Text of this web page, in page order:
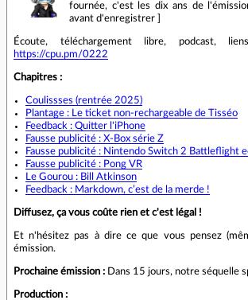
fournée, c'est les dix ans de
avant d'enregistrer ]
Écoute, téléchargement libre, podcast,
https://cpu.pm/0222
Chapitres :
Coulissses (rentrée 2025)
Plantage : Le ticket non-rechargeable de Tisséo
Feedback : Quitter l'iPhone
Fausse publicité : X-Box série Z
Fausse publicité : Nintendo Switch 2 Battleflight
Fausse publicité : Pong VR
Le Gourou : Bill Atkinson
Feedback : Markdown, c’est de la merde !
Diffusez, ça vous coûte rien et c'est légal !
Et n'hésitez pas à dire ce que vous pensez
émission.
Prochaine émission : Dans 15 jours, notre séquelle
Production :